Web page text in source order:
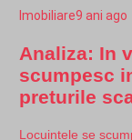
Imobiliare9 ani ago
Analiza: In
scumpesc
preturile
Locuințele se